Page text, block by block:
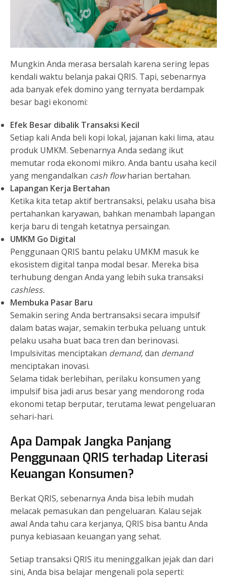
Mungkin Anda merasa bersalah karena sering lepas
kendali waktu belanja pakai QRIS. Tapi, sebenarnya
ada banyak efek domino yang ternyata berdampak
besar bagi ekonomi:
Efek Besar dibalik Transaksi Kecil
Setiap kali Anda beli kopi lokal, jajanan kaki lima, atau
produk UMKM. Sebenarnya Anda sedang ikut
memutar roda ekonomi mikro. Anda bantu usaha kecil
yang mengandalkan cash flowharian bertahan.
Lapangan Kerja Bertahan
Ketika kita tetap aktif bertransaksi, pelaku usaha bisa
pertahankan karyawan, bahkan menambah lapangan
kerja baru di tengah ketatnya persaingan.
UMKM Go Digital
Penggunaan QRIS bantu pelaku UMKM masuk ke
ekosistem digital tanpa modal besar. Mereka bisa
terhubung dengan Anda yang lebih suka transaksi
cashless.
Membuka Pasar Baru
Semakin sering Anda bertransaksi secara impulsif
dalam batas wajar, semakin terbuka peluang untuk
pelaku usaha buat baca tren dan berinovasi.
Impulsivitas menciptakan demand, dan demand
menciptakan inovasi.
Selama tidak berlebihan, perilaku konsumen yang
impulsif bisa jadi arus besar yang mendorong roda
ekonomi tetap berputar, terutama lewat pengeluaran
sehari-hari.
Apa Dampak Jangka Panjang
Penggunaan QRIS terhadap Literasi
Keuangan Konsumen?
Berkat QRIS, sebenarnya Anda bisa lebih mudah
melacak pemasukan dan pengeluaran. Kalau sejak
awal Anda tahu cara kerjanya, QRIS bisa bantu Anda
punya kebiasaan keuangan yang sehat.
Setiap transaksi QRIS itu meninggalkan jejak dan dari
sini, Anda bisa belajar mengenali pola seperti: